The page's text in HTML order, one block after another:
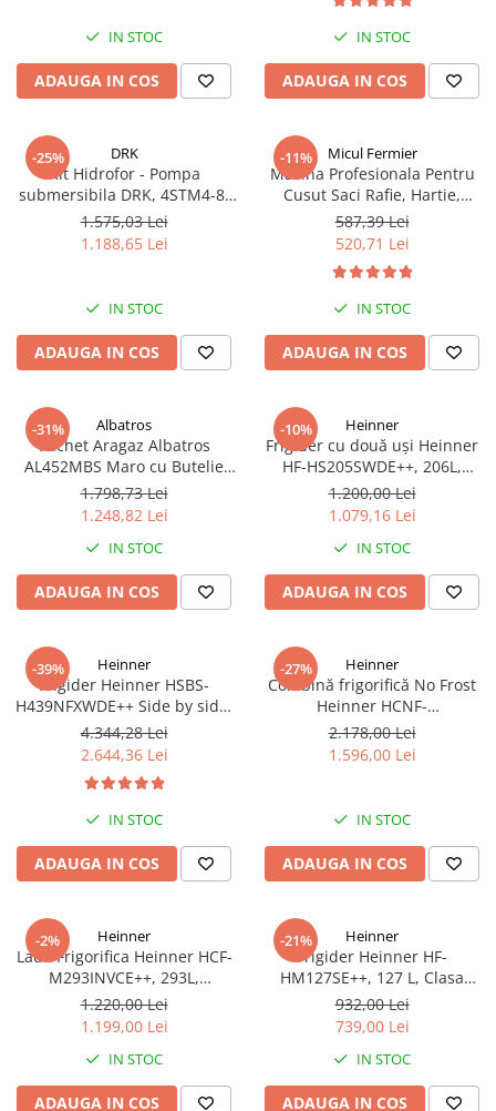
IN STOC
ADAUGA IN COS
IN STOC
ADAUGA IN COS
-25% DRK
Kit Hidrofor - Pompa
submersibila DRK, 4STM4-8,
putere 1.8 kW, debit 5m3/h, 8
turbine + Vas de expansiune
100 L, racord 5 cai, supapa de
1.575,03 Lei
1.188,65 Lei
IN STOC
ADAUGA IN COS
-11% Micul Fermier
Masina Profesionala Pentru
Cusut Saci Rafie, Hartie,
Panza-Plastic 210w taiere
automata, Micul Fermier GF-
1681
587,39 Lei
520,71 Lei
IN STOC
ADAUGA IN COS
-31% Albatros
Pachet Aragaz Albatros
AL452MBS Maro cu Butelie
GPL 26L și Regulator Gaz – 4
Arzătoare pe Gaz, Cuptor pe
Gaz, Siguranță Plită + Cuptor,
Geam Dublu la Cuptor, Tava și
Grătar Cuptor
1.798,73 Lei
1.248,82 Lei
IN STOC
ADAUGA IN COS
-10% Heinner
Frigider cu două uși Heinner
HF-HS205SWDE++, 206L,
Dozator de apă, Clasa E,
Argintiu
1.200,00 Lei
1.079,16 Lei
IN STOC
ADAUGA IN COS
-39% Heinner
Frigider Heinner HSBS-
H439NFXWDE++ Side by side,
433 l, No Frost, Dozator de
apa, Functie smart, Functie
congelare si racire rapida,
Clasa E, H 176.5 cm, inox
4.344,28 Lei
2.644,36 Lei
IN STOC
ADAUGA IN COS
-27% Heinner
Combină frigorifică No Frost
Heinner HCNF-
HM293INVXE++, 293L,
Compresor Inverter, Clasa E,
Uși Reversibile, Aspect Inox
2.178,00 Lei
1.596,00 Lei
IN STOC
ADAUGA IN COS
-2% Heinner
Lada Frigorifica Heinner HCF-
M293INVCE++, 293L,
Convertibila
Frigider/Congelator,
Compresor Inverter, Clasa
Energetica E, 2 Cosuri, Lumina
LED, Alb
1.220,00 Lei
1.199,00 Lei
IN STOC
ADAUGA IN COS
-21% Heinner
Frigider Heinner HF-
HM127SE++, 127 L, Clasa
energetică E, Dezghețare
automată, Control mecanic cu
termostat ajustabil, Ușă
reversibilă, LED, Argintiu
932,00 Lei
739,00 Lei
IN STOC
ADAUGA IN COS